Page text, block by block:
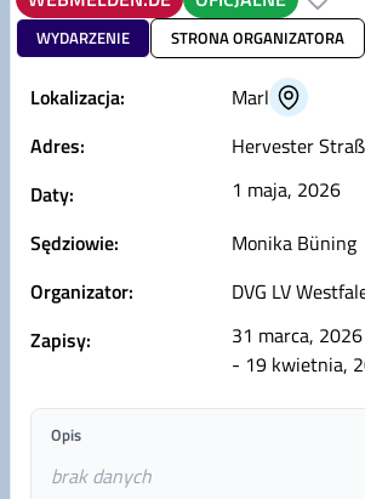
WYDARZENIE STRONA ORGANIZATORA
Lokalizacja:
Marl
Adres:
Hervester
Daty:
1 maja, 2026
Sędziowie:
Monika Büning
Organizator:
DVG LV
Zapisy:
31 marca, 2026
- 19 kwietnia,
Opis
brak danych